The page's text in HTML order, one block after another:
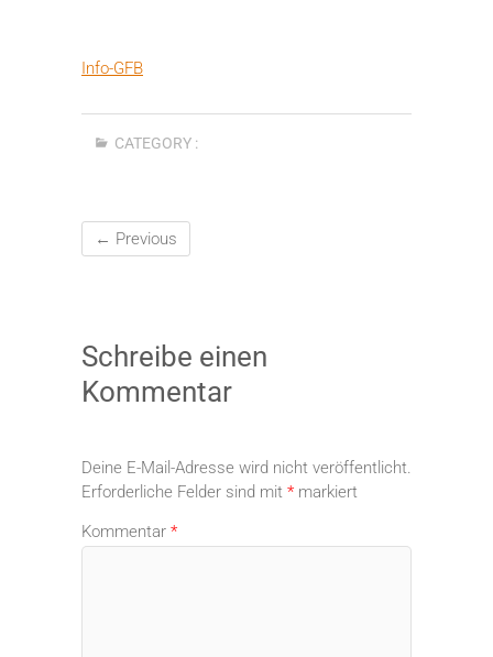
Info-GFB
CATEGORY :
← Previous
Schreibe einen
Kommentar
Deine E-Mail-Adresse wird nicht veröffentlicht.
Erforderliche Felder sind mit * markiert
Kommentar *